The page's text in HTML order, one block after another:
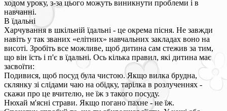
ходом уроку, з-за цього можуть виникнути проблеми і в
навчанні.
В їдальні
Харчування в шкільній їдальні - це окрема пісня. Не завжди
навіть у так званих «елітних» навчальних закладах воно на
висоті. Зробіть все можливе, щоб дитина сам стежив за тим,
що він їсть і п'є в їдальні. Ось кілька правил, які дитина має
засвоїти:
Подивися, щоб посуд була чистою. Якщо вилка брудна,
склянку зі слідами чаю на обідку, тарілка в розлученнях -
скажи про це вчителю, не їж з такого посуду.
Нюхай м'ясні страви. Якщо погано пахне - не їж.